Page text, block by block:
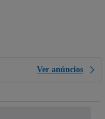
Ver anúncios